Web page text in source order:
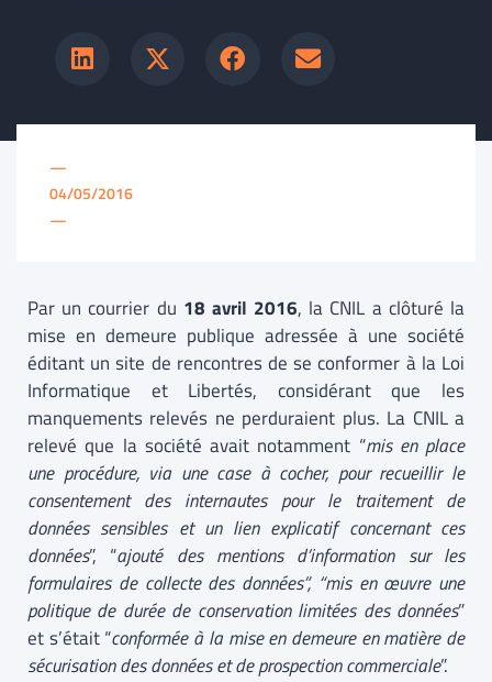
—
04/05/2016
—
Par un courrier du 18 avril 2016, la CNIL a clôturé la
mise en demeure publique adressée à une société
éditant un site de rencontres de se conformer à la Loi
Informatique et Libertés, considérant que les
manquements relevés ne perduraient plus. La CNIL a
relevé que la société avait notamment “mis en place
une procédure, via une case à cocher, pour recueillir le
consentement des internautes pour le traitement de
données sensibles et un lien explicatif concernant ces
données”, “ajouté des mentions d’information sur les
formulaires de collecte des données”, “mis en œuvre une
politique de durée de conservation limitées des données”
et s’était “conformée à la mise en demeure en matière de
sécurisation des données et de prospection commerciale”.